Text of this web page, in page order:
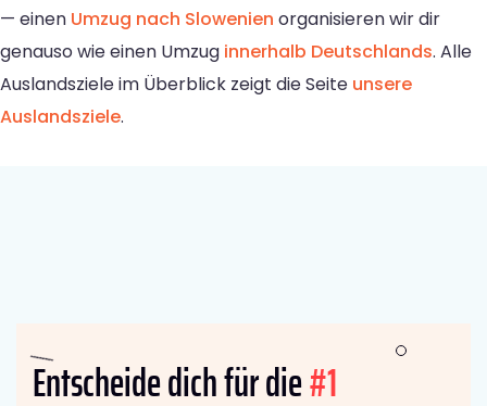
— einen Umzug nach Slowenien organisieren wir dir
genauso wie einen Umzug innerhalb Deutschlands. Alle
Auslandsziele im Überblick zeigt die Seite unsere
Auslandsziele.
Entscheide dich für die#1